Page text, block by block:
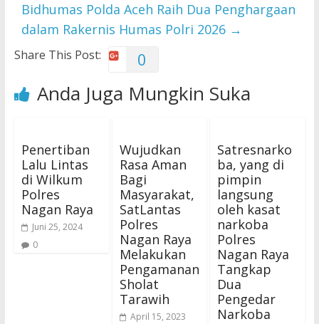
Bidhumas Polda Aceh Raih Dua Penghargaan
dalam Rakernis Humas Polri 2026 →
Share This Post: 0
Anda Juga Mungkin Suka
Penertiban
Lalu Lintas
di Wilkum
Polres
Nagan Raya
Juni 25, 2024
0
Wujudkan
Rasa Aman
Bagi
Masyarakat,
SatLantas
Polres
Nagan Raya
Melakukan
Pengamanan
Sholat
Tarawih
April 15, 2023
Satresnarko
ba, yang di
pimpin
langsung
oleh kasat
narkoba
Polres
Nagan Raya
Tangkap
Dua
Pengedar
Narkoba